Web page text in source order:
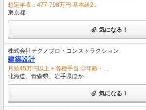
想定年収：477-798万円 基本給2...
東京都
気になる！
株式会社テクノプロ・コンストラクション
建築設計
月給45万円以上＋各種手当 ◎年齢・...
北海道、青森県、岩手県ほか
気になる！